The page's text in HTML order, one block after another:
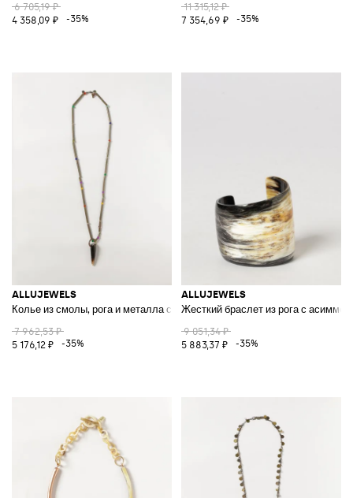
6 705,19 ₽
4 358,09 ₽
-35%
11 315,12 ₽
7 354,69 ₽
-35%
ALLUJEWELS
Колье из смолы, рога и металла со скользящей подвеской
7 962,53 ₽
5 176,12 ₽
-35%
ALLUJEWELS
Жесткий браслет из рога с
9 051,34 ₽
5 883,37 ₽
-35%